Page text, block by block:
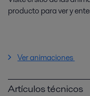
producto para ver y
Ver animaciones
Artículos técnicos